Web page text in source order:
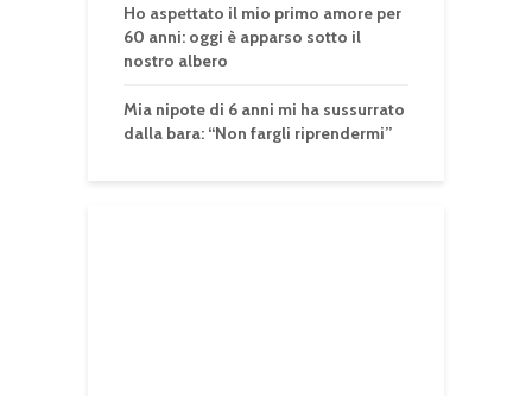
Ho aspettato il mio primo amore per
60 anni: oggi è apparso sotto il
nostro albero
Mia nipote di 6 anni mi ha sussurrato
dalla bara: “Non fargli riprendermi”